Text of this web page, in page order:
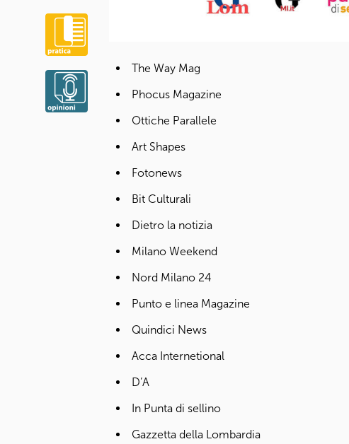
The Way Mag
Phocus Magazine
Ottiche Parallele
Art Shapes
Fotonews
Bit Culturali
Dietro la notizia
Milano Weekend
Nord Milano 24
Punto e linea Magazine
Quindici News
Acca Internetional
D’A
In Punta di sellino
Gazzetta della Lombardia